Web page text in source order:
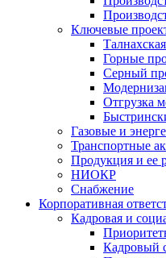
Ключевые
Горные
Серный
Отгрузка
Газовые и
Транспортные
Продукция и ее
НИОКР
Снабжение
Корпоративная
Кадровая и
Кадровый